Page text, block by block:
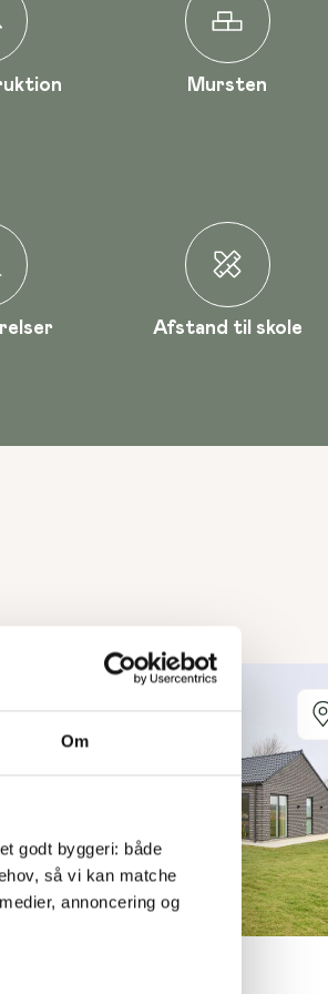
Om
godt byggeri: både
så vi kan matche
annoncering og
Mursten
Afstand til skole